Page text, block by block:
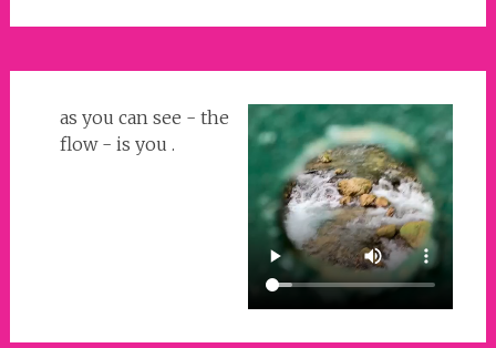
as you can see - the
flow - is you .